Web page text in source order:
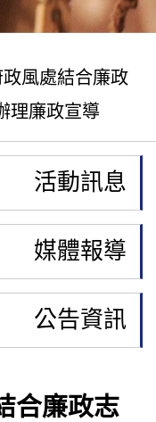
風處結合廉政
理廉政宣導
活動訊息
媒體報導
公告資訊
合廉政志